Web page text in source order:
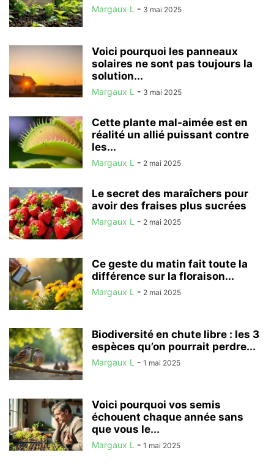
Margaux L - 3 mai 2025
Voici pourquoi les panneaux
solaires ne sont pas toujours la
solution...
Margaux L - 3 mai 2025
Cette plante mal-aimée est en
réalité un allié puissant contre
les...
Margaux L - 2 mai 2025
Le secret des maraîchers pour
avoir des fraises plus sucrées
Margaux L - 2 mai 2025
Ce geste du matin fait toute la
différence sur la floraison...
Margaux L - 2 mai 2025
Biodiversité en chute libre : les 3
espèces qu’on pourrait perdre...
Margaux L - 1 mai 2025
Voici pourquoi vos semis
échouent chaque année sans
que vous le...
Margaux L - 1 mai 2025